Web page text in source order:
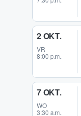
2 OKT.
VR
8:00 p.m.
7 OKT.
WO
3:30 a.m.